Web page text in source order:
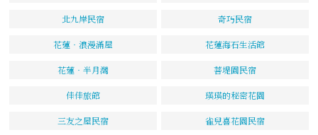
北九岸民宿 奇巧民宿
花蓮‧浪漫滿屋 花蓮海石生活館
花蓮‧半月灣 菩堤園民宿
佳佳旅館 瑛瑛的秘密花園
三友之屋民宿 雀兒喜花園民宿